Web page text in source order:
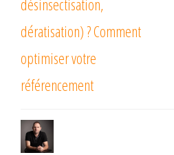
désinsectisation,
dératisation) ? Comment
optimiser votre
référencement